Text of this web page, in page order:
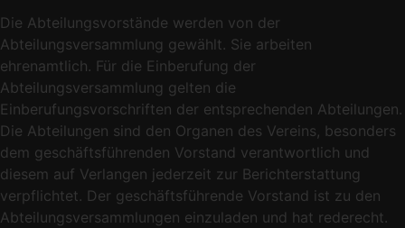
Die Abteilungsvorstände werden von der
Abteilungsversammlung gewählt. Sie arbeiten
ehrenamtlich. Für die Einberufung der
Abteilungsversammlung gelten die
Einberufungsvorschriften der entsprechenden Abteilungen.
Die Abteilungen sind den Organen des Vereins, besonders
dem geschäftsführenden Vorstand verantwortlich und
diesem auf Verlangen jederzeit zur Berichterstattung
verpflichtet. Der geschäftsführende Vorstand ist zu den
Abteilungsversammlungen einzuladen und hat rederecht.